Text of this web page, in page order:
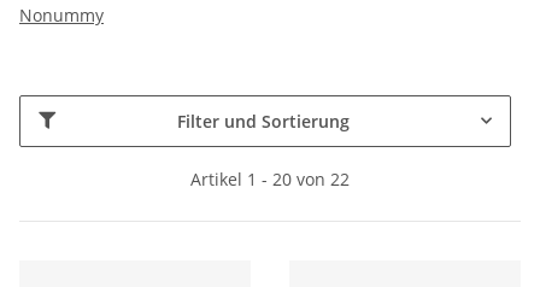
Nonummy
Filter und Sortierung
Artikel 1 - 20 von 22